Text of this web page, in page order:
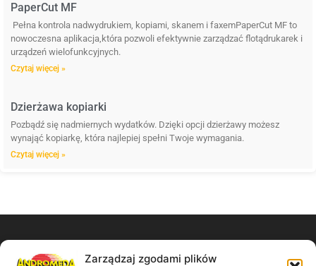
Zarządzaj zgodami plików
PaperCut MF
Pełna kontrola nadwydrukiem, kopiami, skanem i faxemPaperCut MF to
nowoczesna aplikacja,która pozwoli efektywnie zarządzać flotądrukarek i
urządzeń wielofunkcyjnych.
Czytaj więcej »
Dzierżawa kopiarki
Pozbądź się nadmiernych wydatków. Dzięki opcji dzierżawy możesz
wynająć kopiarkę, która najlepiej spełni Twoje wymagania.
Czytaj więcej »